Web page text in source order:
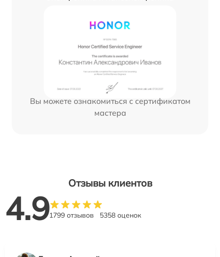
Вы можете ознакомиться с сертификатом
мастера
Отзывы клиентов
4.91799 отзывов 5358 оценок